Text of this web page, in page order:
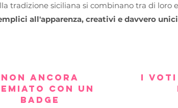
tradizione siciliana si combinano tra di loro
all'apparenza, creativi e davvero unici
NON ANCORA
CON un
BADGE
I VOTI